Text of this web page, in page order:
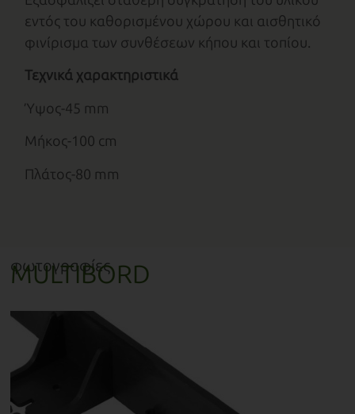
εντός του καθορισμένου χώρου και αισθητικό
φινίρισμα των συνθέσεων κήπου και τοπίου.
Τεχνικά χαρακτηριστικά
Ύψος-45 mm
Μήκος-100 cm
Πλάτος-80 mm
φωτογραφίες
MULTIBORD